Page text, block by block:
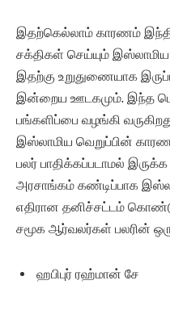
இதற்கெல்லாம் காரணம்
சக்திகள் செய்யும் இஸ்லாமிய
இதற்கு உறுதுணையாக
இன்றைய ஊடகமும். இந்த பொய்
பங்களிப்பை வழங்கி
இஸ்லாமிய வெறுப்பின்
பலர் பாதிக்கப்படாமல்
அரசாங்கம் கண்டிப்பாக
எதிரான தனிச்சட்டம்
சமூக ஆர்வலர்கள் பலரின்
ஹபிபுர் ரஹ்மான் சே